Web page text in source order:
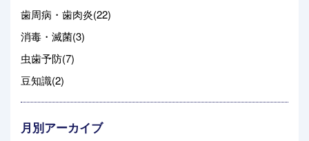
歯周病・歯肉炎(22)
消毒・滅菌(3)
虫歯予防(7)
豆知識(2)
月別アーカイブ